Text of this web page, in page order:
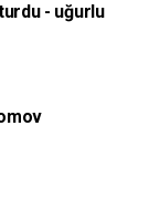
- uğurlu